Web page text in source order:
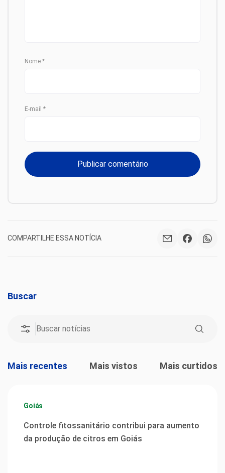
Nome *
E-mail *
COMPARTILHE ESSA NOTÍCIA
Buscar
Mais recentes Mais vistos Mais curtidos
Goiás
Controle fitossanitário contribui para aumento
da produção de citros em Goiás